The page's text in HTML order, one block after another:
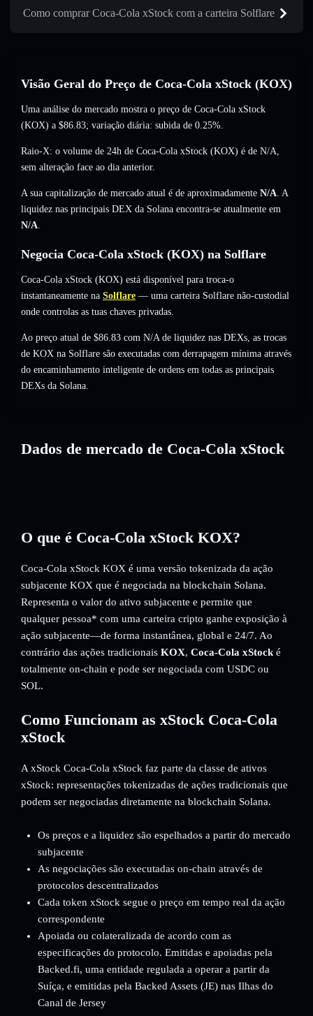
Como comprar Coca-Cola xStock com a carteira Solflare
Visão Geral do Preço de Coca-Cola xStock (KOX)
Uma análise do mercado mostra o preço de Coca-Cola xStock
(KOX) a $86.83; variação diária: subida de 0.25%.
Raio-X: o volume de 24h de Coca-Cola xStock (KOX) é de N/A,
sem alteração face ao dia anterior.
A sua capitalização de mercado atual é de aproximadamente N/A. A
liquidez nas principais DEX da Solana encontra-se atualmente em
N/A.
Negocia Coca-Cola xStock (KOX) na Solflare
Coca-Cola xStock (KOX) está disponível para troca-o
instantaneamente na Solflare — uma carteira Solflare não-custodial
onde controlas as tuas chaves privadas.
Ao preço atual de $86.83 com N/A de liquidez nas DEXs, as trocas
de KOX na Solflare são executadas com derrapagem mínima através
do encaminhamento inteligente de ordens em todas as principais
DEXs da Solana.
Dados de mercado de Coca-Cola xStock
O que é Coca-Cola xStock KOX?
Coca-Cola xStock KOX é uma versão tokenizada da ação
subjacente KOX que é negociada na blockchain Solana.
Representa o valor do ativo subjacente e permite que
qualquer pessoa* com uma carteira cripto ganhe exposição à
ação subjacente—de forma instantânea, global e 24/7. Ao
contrário das ações tradicionais KOX, Coca-Cola xStock é
totalmente on-chain e pode ser negociada com USDC ou
SOL.
Como Funcionam as xStock Coca-Cola
xStock
A xStock Coca-Cola xStock faz parte da classe de ativos
xStock: representações tokenizadas de ações tradicionais que
podem ser negociadas diretamente na blockchain Solana.
Os preços e a liquidez são espelhados a partir do mercado
subjacente
As negociações são executadas on-chain através de
protocolos descentralizados
Cada token xStock segue o preço em tempo real da ação
correspondente
Apoiada ou colateralizada de acordo com as
especificações do protocolo. Emitidas e apoiadas pela
Backed.fi, uma entidade regulada a operar a partir da
Suíça, e emitidas pela Backed Assets (JE) nas Ilhas do
Canal de Jersey